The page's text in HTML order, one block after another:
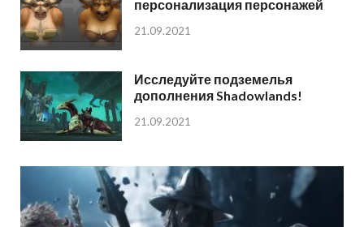
персонализация персонажей
21.09.2021
Исследуйте подземелья
дополнения Shadowlands!
21.09.2021